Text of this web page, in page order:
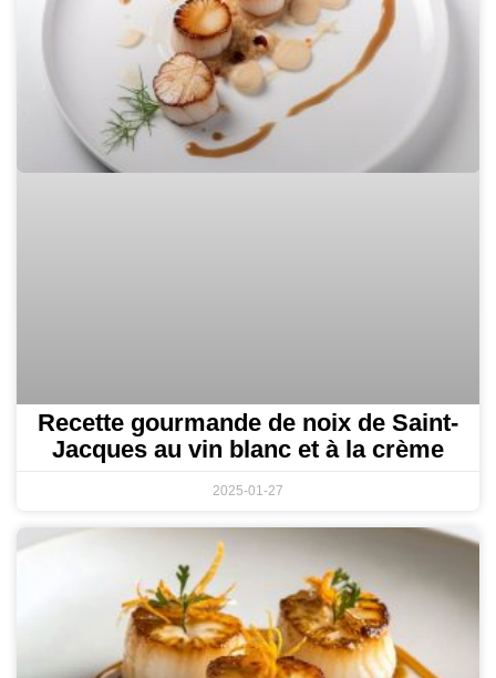
Recette gourmande de noix de Saint-
Jacques au vin blanc et à la crème
2025-01-27